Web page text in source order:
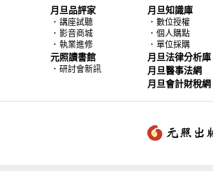
月旦品評家
． 講座試聽
． 影音商城
． 執業進修
元照讀書館
． 研討會新訊
月旦知識庫
． 數位授權
． 個人購點
． 單位採購
月旦法律分析庫
月旦醫事法網
月旦會計財稅網